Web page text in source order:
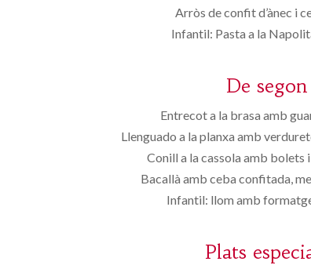
Arròs de confit d’ànec i
Infantil: Pasta a la
De segon
Entrecot a la brasa amb
Llenguado a la planxa amb
Conill a la cassola amb bolets
Bacallà amb ceba confitada,
Infantil: llom amb
Plats